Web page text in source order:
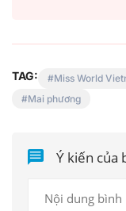
TAG: Miss World
Mai phương
Ý kiến của